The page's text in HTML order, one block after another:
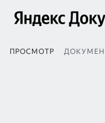
ПРОСМОТР